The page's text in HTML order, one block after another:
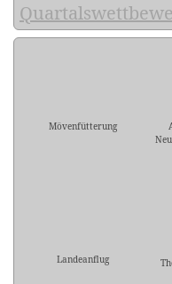
Mövenfütterung
Landeanflug